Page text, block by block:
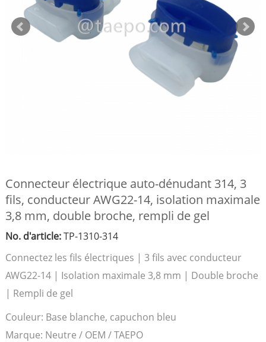
Connecteur électrique auto-dénudant 314, 3
fils, conducteur AWG22-14, isolation maximale
3,8 mm, double broche, rempli de gel
No. d'article:TP-1310-314
Connectez les fils électriques | 3 fils avec conducteur
AWG22-14 | Isolation maximale 3,8 mm | Double broche
| Rempli de gel
Couleur: Base blanche, capuchon bleu
Marque: Neutre / OEM / TAEPO